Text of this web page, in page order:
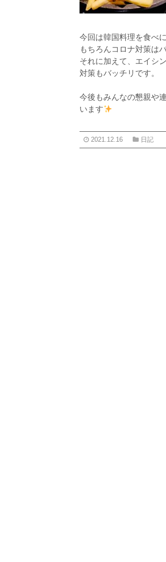
今回は韓国料理を食べ
もちろんコロナ対策は
それに加えて、エイシ
対策もバッチリです。
今後もみんなの懇親や
います
2021.12.16 日記